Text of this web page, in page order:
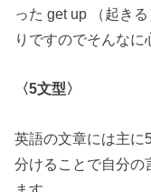
った get up （起き
りですのでそんなに
〈5文型〉
英語の文章には主に
分けることで自分の